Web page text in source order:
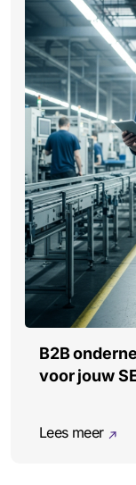
B2B
voor jouw
Lees meer